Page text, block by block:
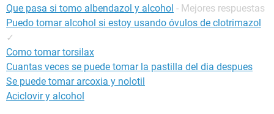
Que pasa si tomo albendazol y alcohol - Mejores respuestas
Puedo tomar alcohol si estoy usando óvulos de clotrimazol
✓
Como tomar torsilax
Cuantas veces se puede tomar la pastilla del dia despues
Se puede tomar arcoxia y nolotil
Aciclovir y alcohol